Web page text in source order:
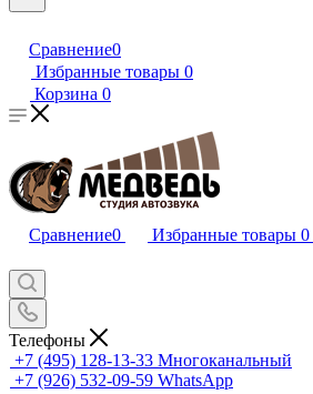
Сравнение0
Избранные товары 0
Корзина 0
Сравнение0 Избранные товары 0
Телефоны
+7 (495) 128-13-33 Многоканальный
+7 (926) 532-09-59 WhatsApp